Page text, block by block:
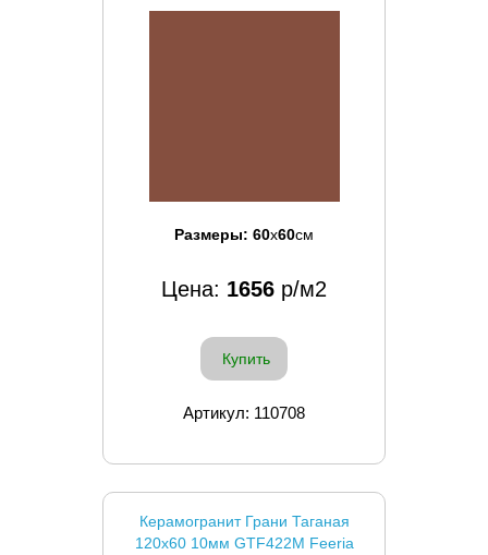
Размеры: 60x60см
Цена: 1656 р/м2
Купить
Артикул: 110708
Керамогранит Грани Таганая
120x60 10мм GTF422М Feeria